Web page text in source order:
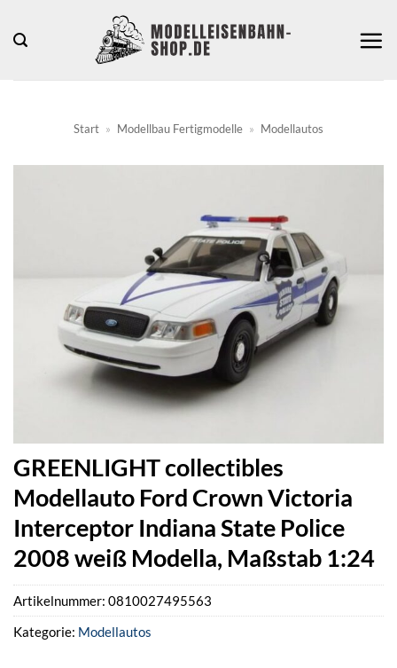
Inhalt
Start » Modellbau Fertigmodelle » Modellautos
GREENLIGHT collectibles
Modellauto Ford Crown Victoria
Interceptor Indiana State Police
2008 weiß Modella, Maßstab 1:24
Artikelnummer: 0810027495563
Kategorie: Modellautos